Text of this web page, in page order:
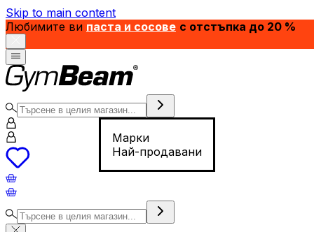
Skip to main content
Любимите ви паста и сосове с отстъпка до 20 %
Марки
Най-продавани